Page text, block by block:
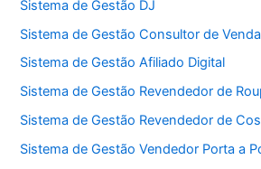
Sistema de Gestão DJ
Sistema de Gestão Consultor de
Sistema de Gestão Afiliado Digital
Sistema de Gestão Revendedor de
Sistema de Gestão Revendedor de
Sistema de Gestão Vendedor Porta a